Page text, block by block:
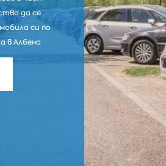
да се
си по
в Албена